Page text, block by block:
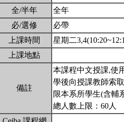
全/半年
全年
必/選修
必帶
上課時間
星期二
上課地點
備註
本課程中文授課,使
學後向授課教師索
限本系所學生(含輔
總人數上限：60人